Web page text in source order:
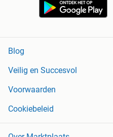
Blog
Veilig en Succesvol
Voorwaarden
Cookiebeleid